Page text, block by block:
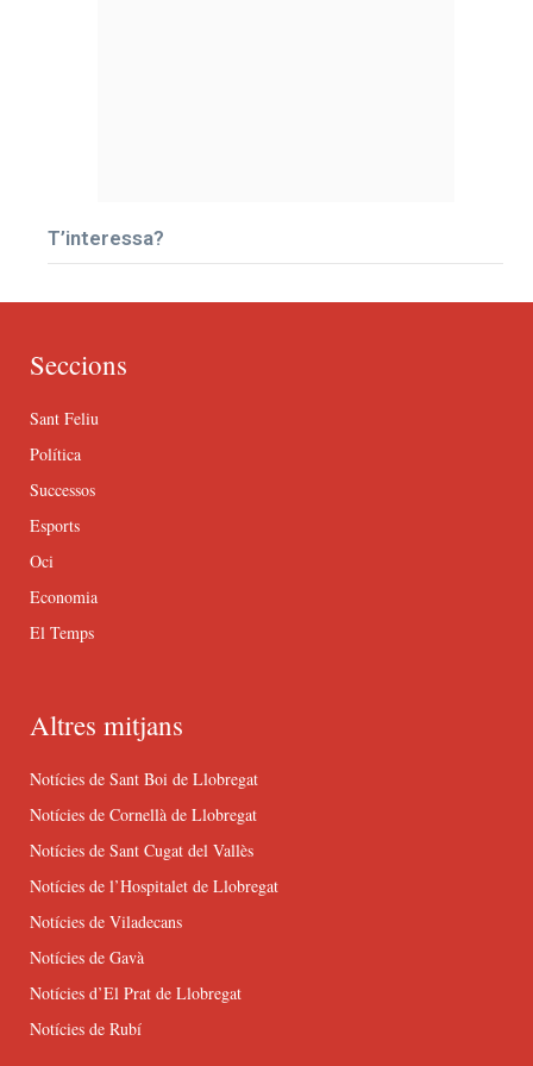
T’interessa?
Seccions
Sant Feliu
Política
Successos
Esports
Oci
Economia
El Temps
Altres mitjans
Notícies de Sant Boi de Llobregat
Notícies de Cornellà de Llobregat
Notícies de Sant Cugat del Vallès
Notícies de l’Hospitalet de Llobregat
Notícies de Viladecans
Notícies de Gavà
Notícies d’El Prat de Llobregat
Notícies de Rubí